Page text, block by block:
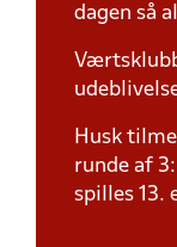
dagen så
Husk
runde af
spilles 13.